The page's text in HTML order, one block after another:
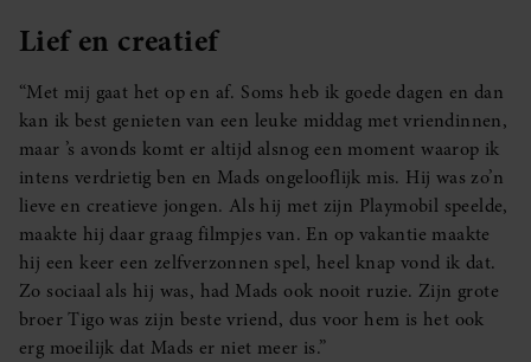
Lief en creatief
“Met mij gaat het op en af. Soms heb ik goede dagen en dan
kan ik best genieten van een leuke middag met vriendinnen,
maar ’s avonds komt er altijd alsnog een moment waarop ik
intens verdrietig ben en Mads ongelooflijk mis. Hij was zo’n
lieve en creatieve jongen. Als hij met zijn Playmobil speelde,
maakte hij daar graag filmpjes van. En op vakantie maakte
hij een keer een zelfverzonnen spel, heel knap vond ik dat.
Zo sociaal als hij was, had Mads ook nooit ruzie. Zijn grote
broer Tigo was zijn beste vriend, dus voor hem is het ook
erg moeilijk dat Mads er niet meer is.”